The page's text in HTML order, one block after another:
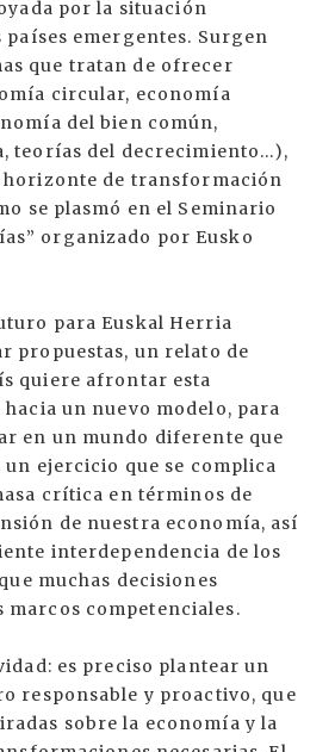
por la situación
emergentes. Surgen
que tratan de ofrecer
circular, economía
del bien común,
teorías del decrecimiento...),
de transformación
se plasmó en el Seminario
organizado por Eusko
para Euskal Herria
propuestas, un relato de
quiere afrontar esta
un nuevo modelo, para
en un mundo diferente que
un ejercicio que se complica
crítica en términos de
de nuestra economía, así
interdependencia de los
muchas decisiones
marcos competenciales.
es preciso plantear un
responsable y proactivo, que
sobre la economía y la